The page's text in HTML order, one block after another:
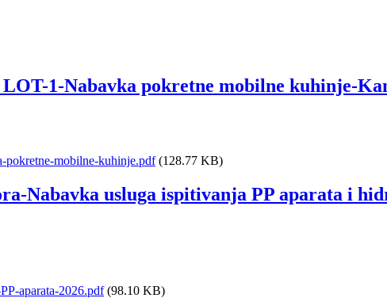
1-Nabavka pokretne mobilne kuhinje-
mobilne-kuhinje.pdf(128.77 KB)
Nabavka usluga ispitivanja PP aparata i
aparata-2026.pdf(98.10 KB)